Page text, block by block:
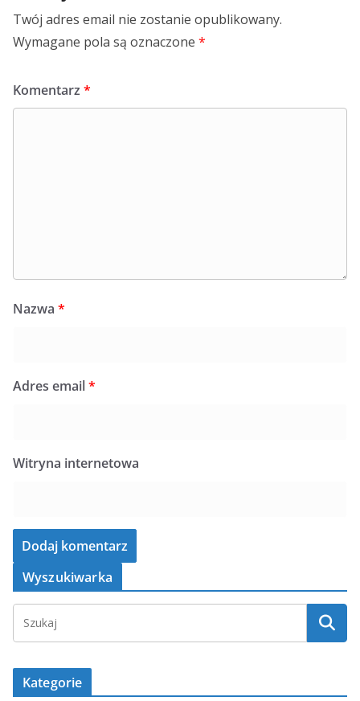
Twój adres email nie zostanie opublikowany.
Wymagane pola są oznaczone *
Komentarz *
Nazwa *
Adres email*
Witryna internetowa
Wyszukiwarka
Kategorie